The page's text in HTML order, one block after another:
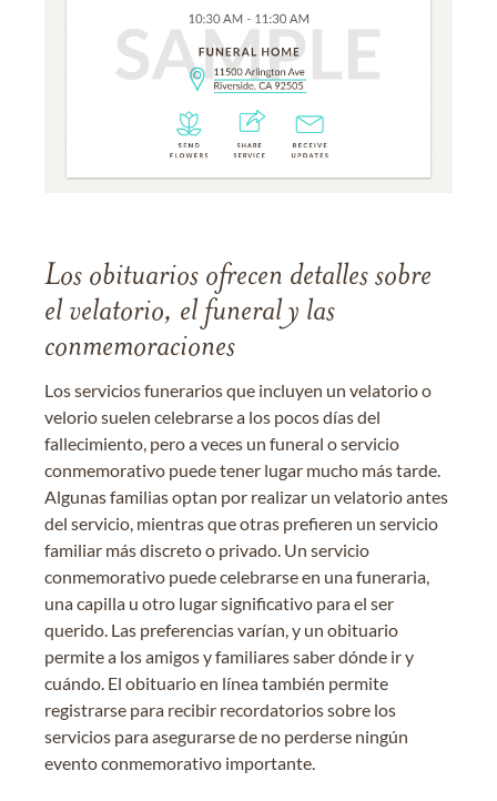
Los obituarios ofrecen detalles sobre
el velatorio, el funeral y las
conmemoraciones
Los servicios funerarios que incluyen un velatorio o
velorio suelen celebrarse a los pocos días del
fallecimiento, pero a veces un funeral o servicio
conmemorativo puede tener lugar mucho más tarde.
Algunas familias optan por realizar un velatorio antes
del servicio, mientras que otras prefieren un servicio
familiar más discreto o privado. Un servicio
conmemorativo puede celebrarse en una funeraria,
una capilla u otro lugar significativo para el ser
querido. Las preferencias varían, y un obituario
permite a los amigos y familiares saber dónde ir y
cuándo. El obituario en línea también permite
registrarse para recibir recordatorios sobre los
servicios para asegurarse de no perderse ningún
evento conmemorativo importante.